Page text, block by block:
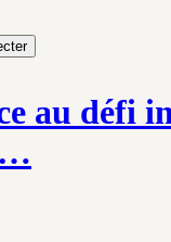
au défi